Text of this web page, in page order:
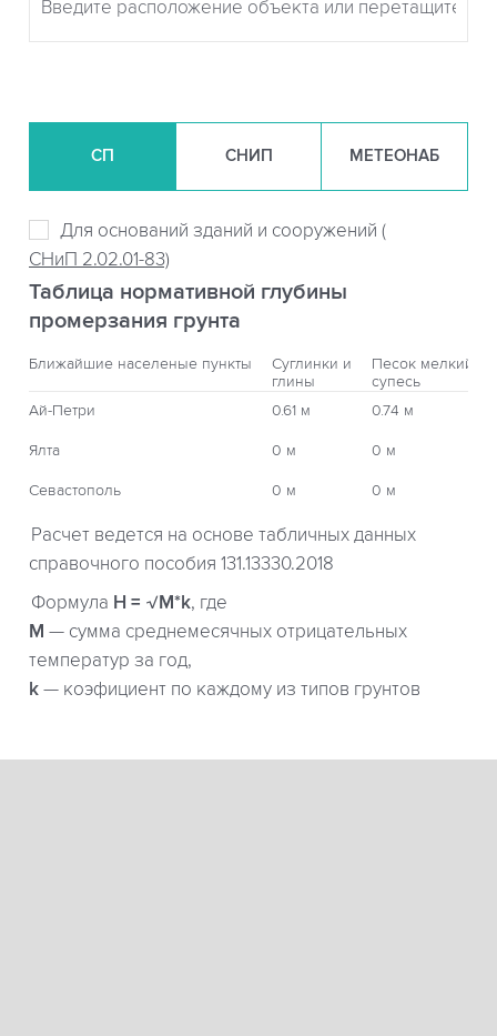
СП СНИП МЕТЕОНАБ
Для оснований зданий и сооружений (
СНиП 2.02.01-83)
Таблица нормативной глубины
промерзания грунта
Ближайшие населеные пункты
Суглинки и
глины
Песок мелкий,
супесь
Ай-Петри
0.61 м 0.74 м
Ялта 0 м 0 м
Севастополь 0 м 0 м
Расчет ведется на основе табличных данных
справочного пособия 131.13330.2018
Формула H = √M*k, где
М — сумма среднемесячных отрицательных
температур за год,
k — коэфициент по каждому из типов грунтов